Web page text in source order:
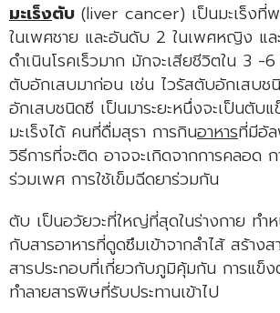
มะเร็งตับ (liver cancer) เป็นมะเร็งที่
ในเพศชาย และอันดับ 2 ในเพศหญิง แล
ดำเนินโรคเร็วมาก มักจะเสียชีวิตใน 3 -
ตับอักเสบมาก่อน เช่น ไวรัสตับอักเสบช
อักเสบชนิดซี เป็นมาระยะหนึ่งจะเป็นตับ
มะเร็งได้ คนที่ดื่มสุรา การกินอาหารที่มีอั
วิธีการที่จะติด อาจจะเกิดจากการคลอด
ร่วมเพศ การใช้เข็มฉีดยาร่วมกัน
ตับ เป็นอวัยวะที่ใหญ่ที่สุดในร่างกาย ทำห
กับสารอาหารที่ดูดซึมเข้าจากลำไส้ สร้างส
สารประกอบที่เกี่ยวกับภูมิคุ้มกัน การแข็ง
ทำลายสารพิษที่รับประทานเข้าไป